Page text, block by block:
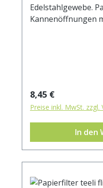
Edelstahlgewebe.
Kannenöffnungen
Regulärer Preis:
8,45 €
Preise inkl. MwSt. zzgl.
In den